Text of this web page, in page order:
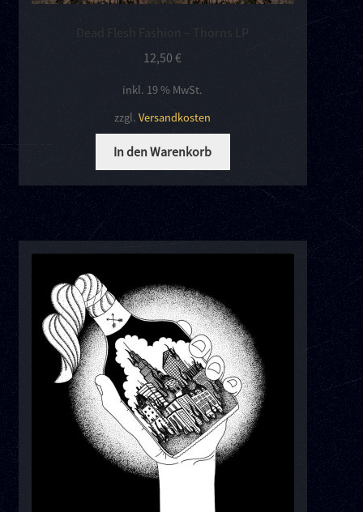
Dead Flesh Fashion – Thorns LP
12,50€
inkl. 19 % MwSt.
zzgl.Versandkosten
In den Warenkorb